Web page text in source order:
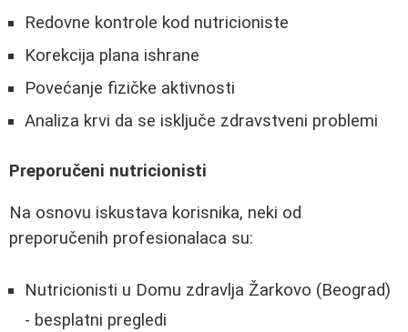
Redovne kontrole kod nutricioniste
Korekcija plana ishrane
Povećanje fizičke aktivnosti
Analiza krvi da se isključe zdravstveni problemi
Preporučeni nutricionisti
Na osnovu iskustava korisnika, neki od
preporučenih profesionalaca su:
Nutricionisti u Domu zdravlja Žarkovo (Beograd)
- besplatni pregledi